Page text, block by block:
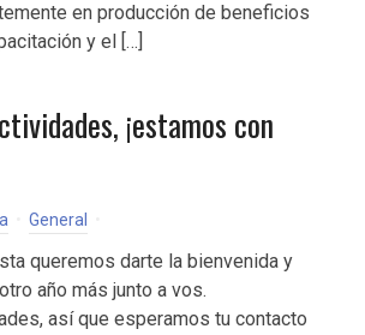
en producción de beneficios
y el […]
¡estamos con
General
queremos darte la bienvenida y
año más junto a vos.
así que esperamos tu contacto